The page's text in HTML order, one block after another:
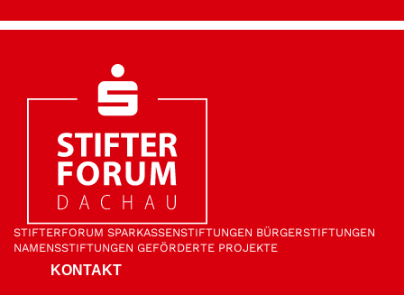
STIFTER­FORUM SPARKASSEN­STIFTUNGEN BÜRGER­STIFTUNGEN
NAMENS­STIFTUNGEN GEFÖRDERTE PROJEKTE
KONTAKT